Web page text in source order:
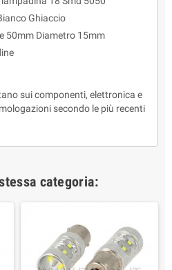
Ghiaccio
50mm Diametro 15mm
sui componenti, elettronica e
secondo le più recenti
categoria: